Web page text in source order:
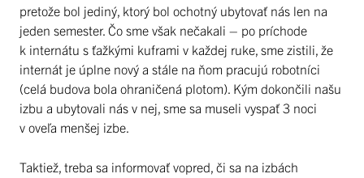
pretože bol jediný, ktorý bol ochotný ubytovať nás len na
jeden semester. Čo sme však nečakali – po príchode
k internátu s ťažkými kuframi v každej ruke, sme zistili, že
internát je úplne nový a stále na ňom pracujú robotníci
(celá budova bola ohraničená plotom). Kým dokončili našu
izbu a ubytovali nás v nej, sme sa museli vyspať 3 noci
v oveľa menšej izbe.
Taktiež, treba sa informovať vopred, či sa na izbách